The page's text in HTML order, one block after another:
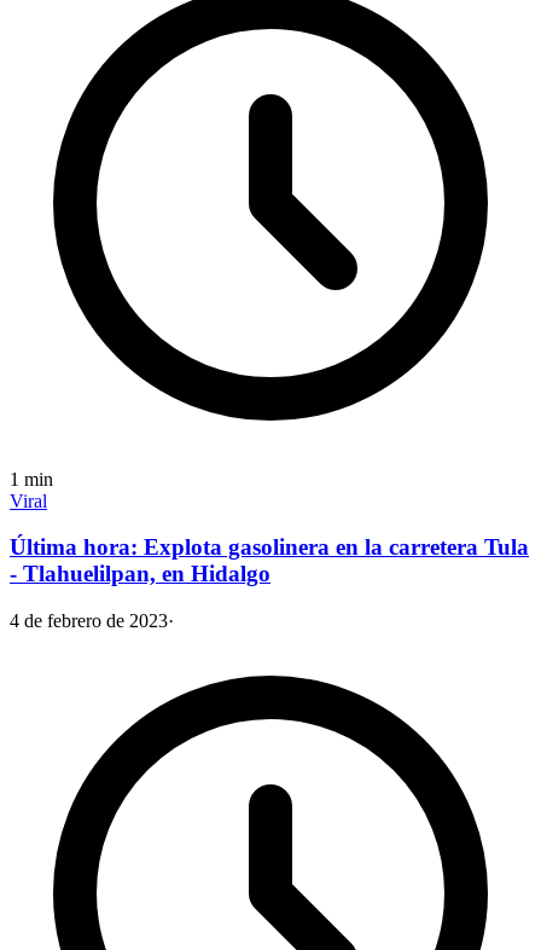
1 min
Viral
Última hora: Explota gasolinera en la carretera Tula
- Tlahuelilpan, en Hidalgo
4 de febrero de 2023·